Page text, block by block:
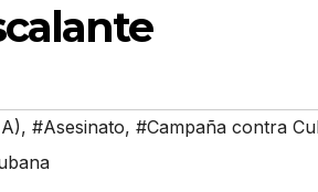
, #Asesinato, #Campaña contra